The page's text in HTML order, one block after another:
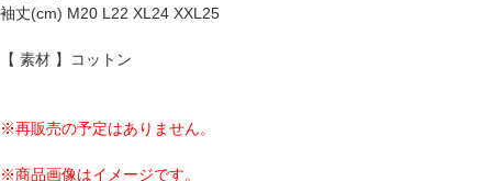
袖丈(cm) M20 L22 XL24 XXL25
【 素材 】コットン
※再販売の予定はありません。
※商品画像はイメージです。